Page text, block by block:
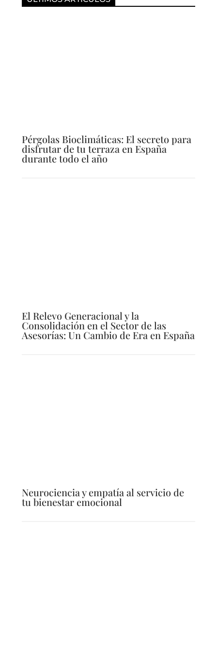
Pérgolas Bioclimáticas: El secreto para
disfrutar de tu terraza en España
durante todo el año
El Relevo Generacional y la
Consolidación en el Sector de las
Asesorías: Un Cambio de Era en España
Neurociencia y empatía al servicio de
tu bienestar emocional